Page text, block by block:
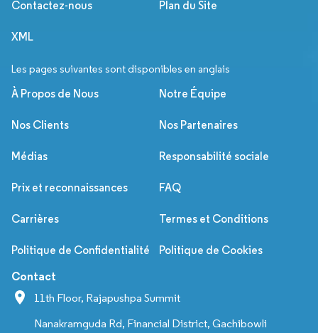
Contactez-nous Plan du Site
XML
Les pages suivantes sont disponibles en anglais
À Propos de Nous Notre Équipe
Nos Clients Nos Partenaires
Médias Responsabilité sociale
Prix et reconnaissances FAQ
Carrières Termes et Conditions
Politique de Confidentialité Politique de Cookies
Contact
11th Floor, Rajapushpa Summit
Nanakramguda Rd, Financial District, Gachibowli